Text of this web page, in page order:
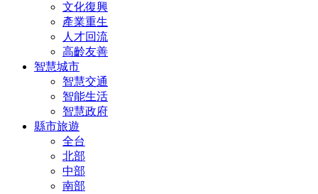
文化復興
產業重生
人才回流
高齡友善
智慧城市
智慧交通
智能生活
智慧政府
縣市旅遊
全台
北部
中部
南部